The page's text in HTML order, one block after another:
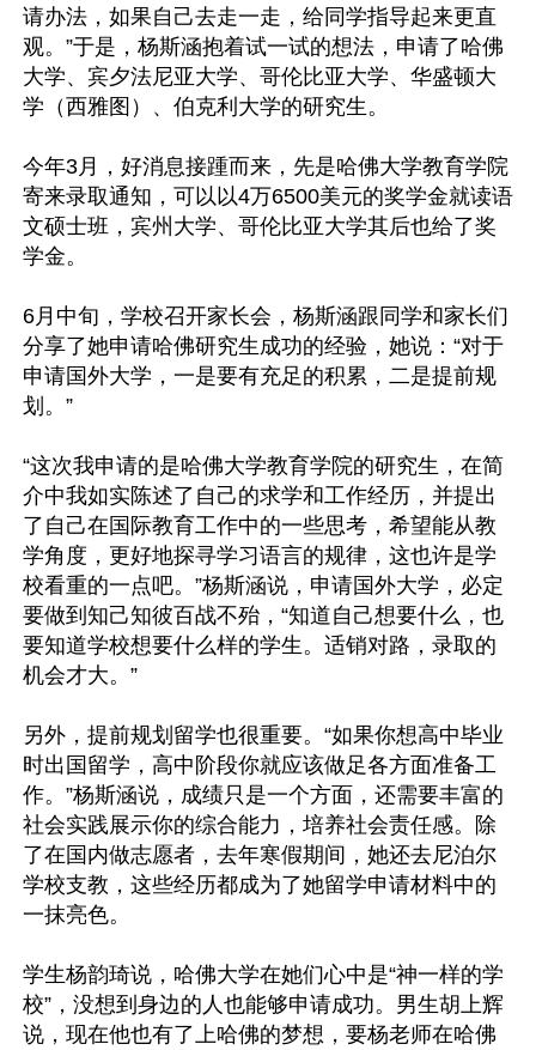
请办法，如果自己去走一走，给同学指导起来更直
观。”于是，杨斯涵抱着试一试的想法，申请了哈佛
大学、宾夕法尼亚大学、哥伦比亚大学、华盛顿大
学（西雅图）、伯克利大学的研究生。
今年3月，好消息接踵而来，先是哈佛大学教育学院
寄来录取通知，可以以4万6500美元的奖学金就读语
文硕士班，宾州大学、哥伦比亚大学其后也给了奖
学金。
6月中旬，学校召开家长会，杨斯涵跟同学和家长们
分享了她申请哈佛研究生成功的经验，她说：“对于
申请国外大学，一是要有充足的积累，二是提前规
划。”
“这次我申请的是哈佛大学教育学院的研究生，在简
介中我如实陈述了自己的求学和工作经历，并提出
了自己在国际教育工作中的一些思考，希望能从教
学角度，更好地探寻学习语言的规律，这也许是学
校看重的一点吧。”杨斯涵说，申请国外大学，必定
要做到知己知彼百战不殆，“知道自己想要什么，也
要知道学校想要什么样的学生。适销对路，录取的
机会才大。”
另外，提前规划留学也很重要。“如果你想高中毕业
时出国留学，高中阶段你就应该做足各方面准备工
作。”杨斯涵说，成绩只是一个方面，还需要丰富的
社会实践展示你的综合能力，培养社会责任感。除
了在国内做志愿者，去年寒假期间，她还去尼泊尔
学校支教，这些经历都成为了她留学申请材料中的
一抹亮色。
学生杨韵琦说，哈佛大学在她们心中是“神一样的学
校”，没想到身边的人也能够申请成功。男生胡上辉
说，现在他也有了上哈佛的梦想，要杨老师在哈佛